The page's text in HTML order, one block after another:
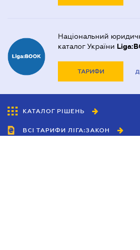
Національний
каталог України
ТАРИФИ
КАТАЛОГ РІШЕНЬ
ВСІ ТАРИФИ ЛІГА:ЗАКОН